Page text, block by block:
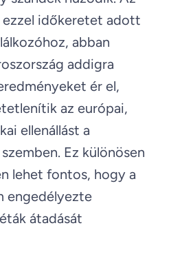
ezzel időkeretet adott
abban
addigra
ér el,
az európai,
ellenállást a
Ez különösen
lehet fontos, hogy a
engedélyezte
átadását